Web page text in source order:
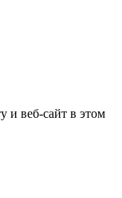
и веб-сайт в этом